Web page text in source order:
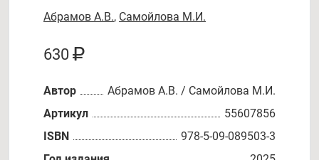
Абрамов А.В., Самойлова М.И.
630
Автор
Абрамов А.В. / Самойлова М.И.
Артикул
55607856
ISBN
978-5-09-089503-3